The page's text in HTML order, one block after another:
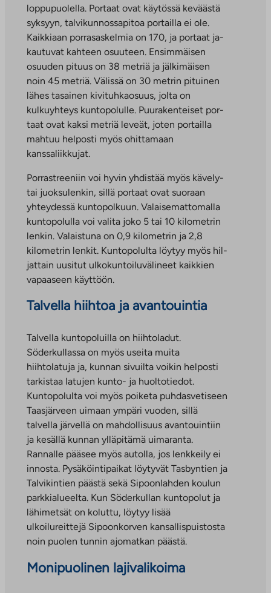
loppupuolella. Portaat ovat käytössä keväästä
syksyyn, talvikunnossapitoa portailla ei ole.
Kaikkiaan porrasaskelmia on 170, ja por­taat ja­
kau­tu­vat kah­teen osuu­teen. En­sim­mäi­sen
osuu­den pi­tuus on 38 met­riä ja jälkimäisen
noin 45 metriä. Välissä on 30 metrin pituinen
lähes tasainen kivituhkaosuus, jolta on
kulkuyhteys kuntopolulle. Puu­ra­ken­teiset por­
taat ovat kaksi metriä leveät, joten portailla
mahtuu helposti myös ohittamaan
kanssaliikkujat.
Porrastreeniin voi hyvin yhdistää myös kävely-
tai juoksulenkin, sillä portaat ovat suoraan
yhteydessä kuntopolkuun. Valaisemattomalla
kuntopolulla voi valita joko 5 tai 10 kilometrin
lenkin. Valaistuna on 0,9 kilometrin ja 2,8
kilometrin lenkit. Kuntopolulta löytyy myös hil­
jat­tain uu­si­tut ul­ko­kun­toi­lu­vä­li­neet kaikkien
vapaaseen käyttöön.
Talvella hiihtoa ja avantouintia
Talvella kuntopoluilla on hiihtoladut.
Söderkullassa on myös useita muita
hiihtolatuja ja, kunnan sivuilta voikin helposti
tarkistaa latujen kunto- ja huoltotiedot.
Kuntopolulta voi myös poiketa puhdasvetiseen
Taasjärveen uimaan ympäri vuoden, sillä
talvella järvellä on mahdollisuus avantouintiin
ja kesällä kunnan ylläpitämä uimaranta.
Rannalle pääsee myös autolla, jos lenkkeily ei
innosta. Pysäköintipaikat löytyvät Tasbyntien ja
Talvikintien päästä sekä Sipoonlahden koulun
parkkialueelta. Kun Söderkullan kuntopolut ja
lähimetsät on koluttu, löytyy lisää
ulkoilureittejä Sipoonkorven kansallispuistosta
noin puolen tunnin ajomatkan päästä.
Monipuolinen lajivalikoima